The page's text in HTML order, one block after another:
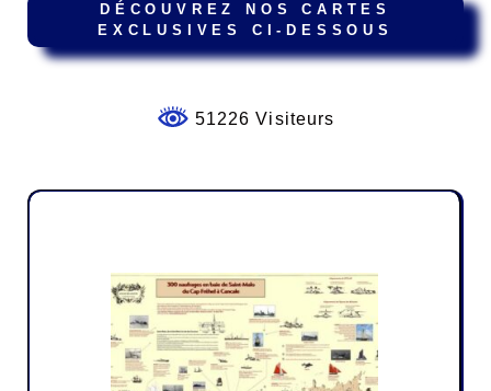
DÉCOUVREZ NOS CARTES
EXCLUSIVES CI-DESSOUS
51226 Visiteurs